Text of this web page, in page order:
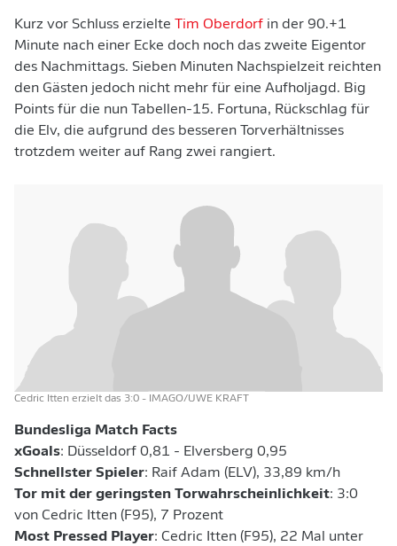
Kurz vor Schluss erzielte Tim Oberdorf in der 90.+1
Minute nach einer Ecke doch noch das zweite Eigentor
des Nachmittags. Sieben Minuten Nachspielzeit reichten
den Gästen jedoch nicht mehr für eine Aufholjagd. Big
Points für die nun Tabellen-15. Fortuna, Rückschlag für
die Elv, die aufgrund des besseren Torverhältnisses
trotzdem weiter auf Rang zwei rangiert.
Cedric Itten erzielt das 3:0 - IMAGO/UWE KRAFT
Bundesliga Match Facts
xGoals: Düsseldorf 0,81 - Elversberg 0,95
Schnellster Spieler: Raif Adam (ELV), 33,89 km/h
Tor mit der geringsten Torwahrscheinlichkeit: 3:0
von Cedric Itten (F95), 7 Prozent
Most Pressed Player: Cedric Itten (F95), 22 Mal unter